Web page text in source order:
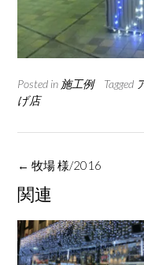
Posted in 施工例 Tagged
げ店
Post
← 牧場 様/2016
関連